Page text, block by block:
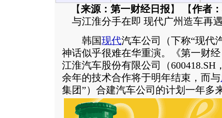
【来源：第一财经日报 】 【作者
与江淮分手在即 现代广州造车再
韩国现代汽车公司（下称“现代
神话似乎很难在华重演。《第一财
江淮汽车股份有限公司（600418.SH
余年的技术合作将于明年结束，而与
集团”）合建汽车公司的计划一年多